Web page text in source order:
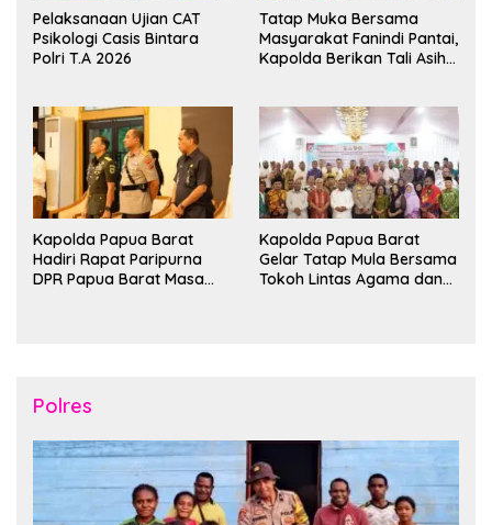
Pelaksanaan Ujian CAT
Psikologi Casis Bintara
Polri T.A 2026
Tatap Muka Bersama
Masyarakat Fanindi Pantai,
Kapolda Berikan Tali Asih
Kapolda Papua Barat
Hadiri Rapat Paripurna
DPR Papua Barat Masa
Kapolda Papua Barat
Gelar Tatap Mula Bersama
Tokoh Lintas Agama dan
Polres